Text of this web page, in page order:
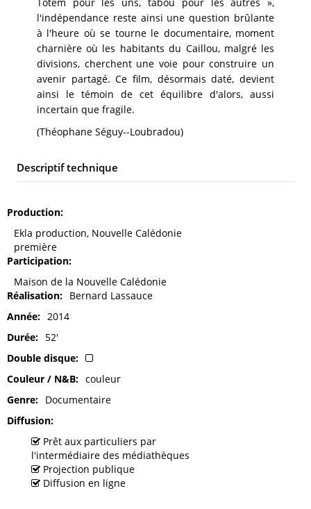
l'indépendance reste ainsi une question brûlante
à l'heure où se tourne le documentaire, moment
charnière où les habitants du Caillou, malgré les
divisions, cherchent une voie pour construire un
avenir partagé. Ce film, désormais daté, devient
ainsi le témoin de cet équilibre d'alors, aussi
incertain que fragile.
(Théophane Séguy--Loubradou)
Descriptif technique
Production
Ekla production, Nouvelle Calédonie
première
Participation
Maison de la Nouvelle Calédonie
Réalisation
Bernard Lassauce
Année
2014
Durée
52'
Double disque
Couleur / N&B
couleur
Genre
Documentaire
Diffusion
Prêt aux particuliers par
l'intermédiaire des médiathèques
Projection publique
Diffusion en ligne